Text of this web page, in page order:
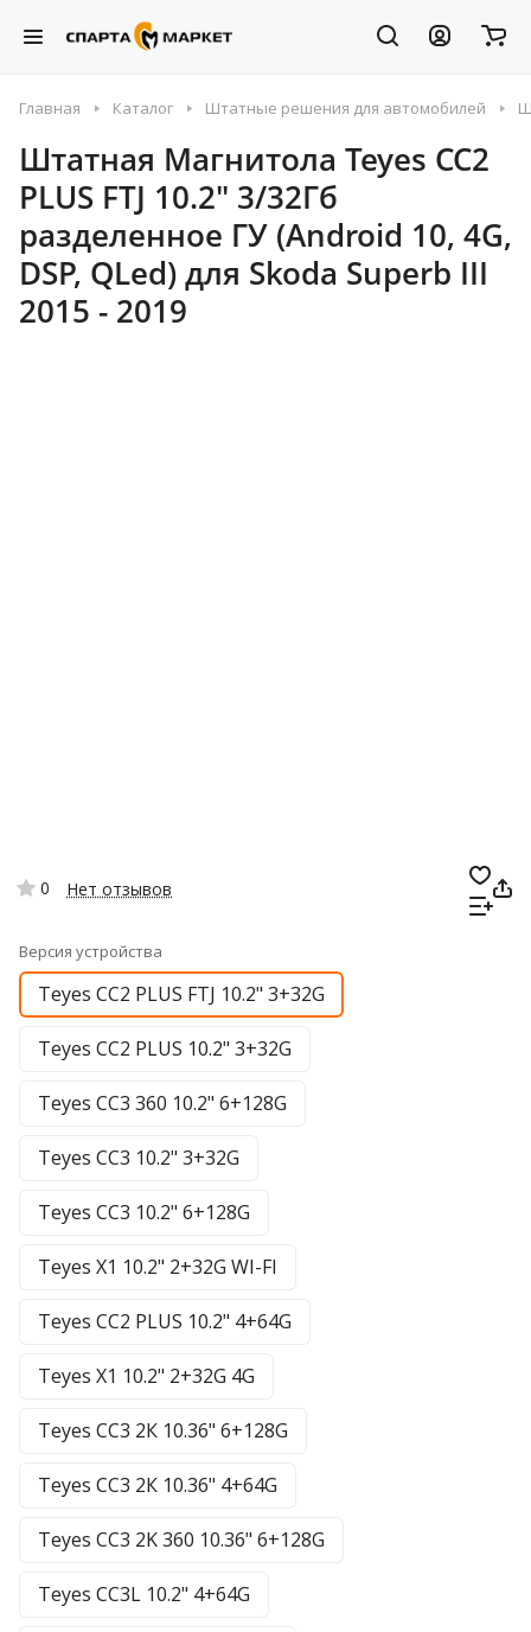
Главная Каталог Штатные решения для автомобилей
Штатная Магнитола Teyes CC2
PLUS FTJ 10.2" 3/32Гб
разделенное ГУ (Android 10, 4G,
DSP, QLed) для Skoda Superb III
2015 - 2019
0 Нет отзывов
Версия устройства
Teyes CC2 PLUS FTJ 10.2" 3+32G
Teyes CC2 PLUS 10.2" 3+32G
Teyes CC3 360 10.2" 6+128G
Teyes CC3 10.2" 3+32G
Teyes CC3 10.2" 6+128G
Teyes X1 10.2" 2+32G WI-FI
Teyes CC2 PLUS 10.2" 4+64G
Teyes X1 10.2" 2+32G 4G
Teyes CC3 2К 10.36" 6+128G
Teyes CC3 2К 10.36" 4+64G
Teyes CC3 2K 360 10.36" 6+128G
Teyes CC3L 10.2" 4+64G